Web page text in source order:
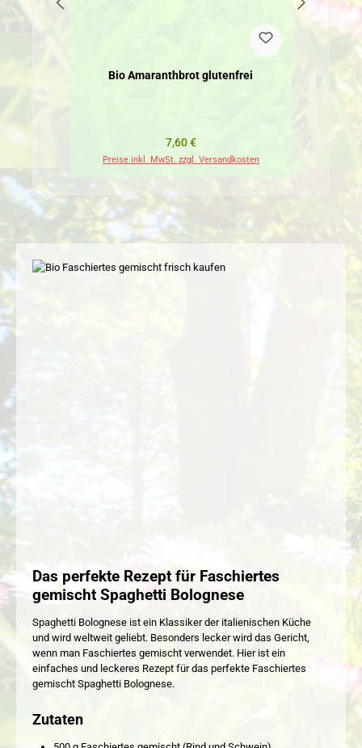
Bio Amaranthbrot glutenfrei
Regulärer Preis:
7,60 €
Preise inkl. MwSt. zzgl. Versandkosten
Das perfekte Rezept für Faschiertes
gemischt Spaghetti Bolognese
Spaghetti Bolognese ist ein Klassiker der italienischen Küche
und wird weltweit geliebt. Besonders lecker wird das Gericht,
wenn man Faschiertes gemischt verwendet. Hier ist ein
einfaches und leckeres Rezept für das perfekte Faschiertes
gemischt Spaghetti Bolognese.
Zutaten